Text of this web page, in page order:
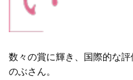
数々の賞に輝き、国際的な
のぶさん。